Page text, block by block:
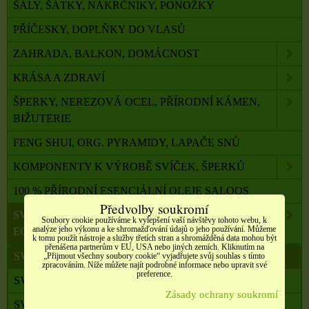
ŠÁLY, ŠÁTKY, NÁKRČNÍKY, PONOŽKY
PŘÍČESKY, DOPLŇKY DO VLASŮ
ZAHRADA, BALKON, DOMÁCNOST
KRÁSA A ZDRAVÍ
ŠPERKY, NEREZOVÁ OCEL, PŘÍRODNÍ KÁMEN,
BIŽUTERIE
FENG SHUI, ORG. PYRAMIDY, LAPAČE SNŮ
KOMPONENTY K VÝROBĚ SVÍČEK, ŠPERKŮ
100 % PŘÍRODNÍ ESENCIÁLNÍ OLEJE SALOOS
SVÍČKY Z PALMOVÉHO A SÓJOVÉHO VOSKU
ECO
SVÍČKY S RITUÁLEM
SVÍČKY RITUÁLNÍ S RUNAMI
SVÍČKY PRO RŮZNÉ RITUÁLY
Předvolby soukromí
Soubory cookie používáme k vylepšení vaší návštěvy tohoto webu, k
analýze jeho výkonu a ke shromažďování údajů o jeho používání. Můžeme
k tomu použít nástroje a služby třetích stran a shromážděná data mohou být
přenášena partnerům v EU, USA nebo jiných zemích. Kliknutím na
„Přijmout všechny soubory cookie“ vyjadřujete svůj souhlas s tímto
zpracováním. Níže můžete najít podrobné informace nebo upravit své
preference.
Zásady ochrany soukromí